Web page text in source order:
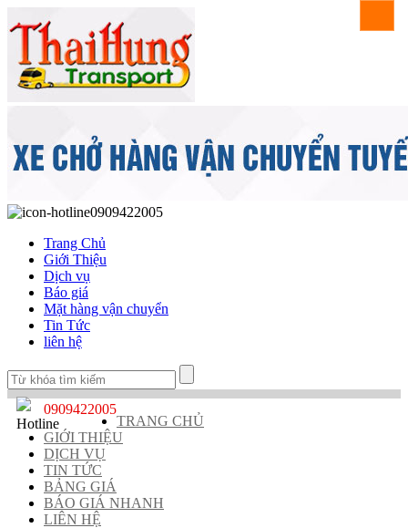
0909422005
Trang Chủ
Giới Thiệu
Dịch vụ
Báo giá
Mặt hàng vận chuyển
Tin Tức
liên hệ
0909422005
TRANG CHỦ
GIỚI THIỆU
DỊCH VỤ
TIN TỨC
BẢNG GIÁ
BÁO GIÁ NHANH
LIÊN HỆ